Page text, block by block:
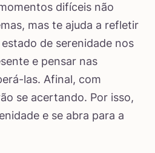
difíceis não
mas te ajuda a refletir
de serenidade nos
e pensar nas
las. Afinal, com
se acertando. Por isso,
e se abra para a